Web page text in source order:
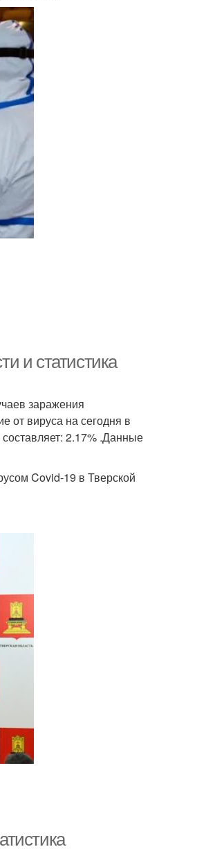
и статистика
заражения
от вируса на сегодня в
2.17% .Данные
Covid-19 в Тверской